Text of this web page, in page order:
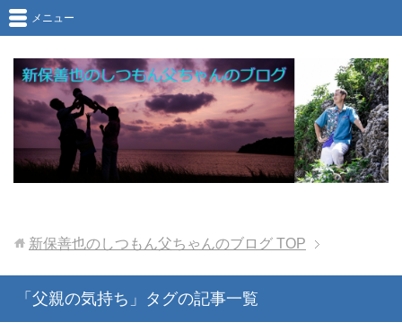
メニュー
新保善也のしつもん父ちゃんのブログ TOP
「父親の気持ち」タグの記事一覧